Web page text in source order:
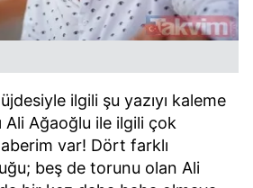
ilgili şu yazıyı kaleme
Ali Ağaoğlu ile ilgili çok
var! Dört farklı
beş de torunu olan Ali